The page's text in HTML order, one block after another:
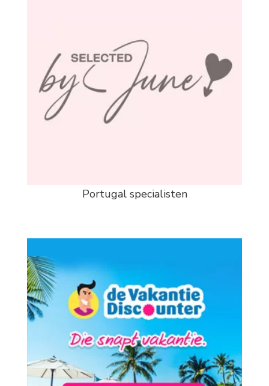
Portugal specialisten